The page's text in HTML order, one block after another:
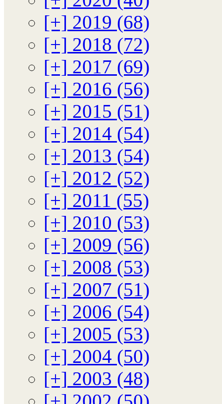
[+] 2019 (68)
[+] 2018 (72)
[+] 2017 (69)
[+] 2016 (56)
[+] 2015 (51)
[+] 2014 (54)
[+] 2013 (54)
[+] 2012 (52)
[+] 2011 (55)
[+] 2010 (53)
[+] 2009 (56)
[+] 2008 (53)
[+] 2007 (51)
[+] 2006 (54)
[+] 2005 (53)
[+] 2004 (50)
[+] 2003 (48)